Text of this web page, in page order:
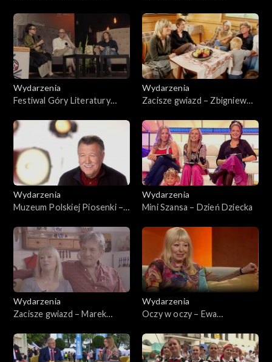
Krystyny Jamroz w Busku-
Zdroju 2025
Wydarzenia
Festiwal Góry Literatury
Wydarzenia
Zacisze gwiazd – Zbigniew
Wydarzenia
Muzeum Polskiej Piosenki –
Wydarzenia
Mini Szansa – Dzień Dziecka
Wydarzenia
Zacisze gwiazd – Marek
Wydarzenia
Oczy w oczy – Ewa